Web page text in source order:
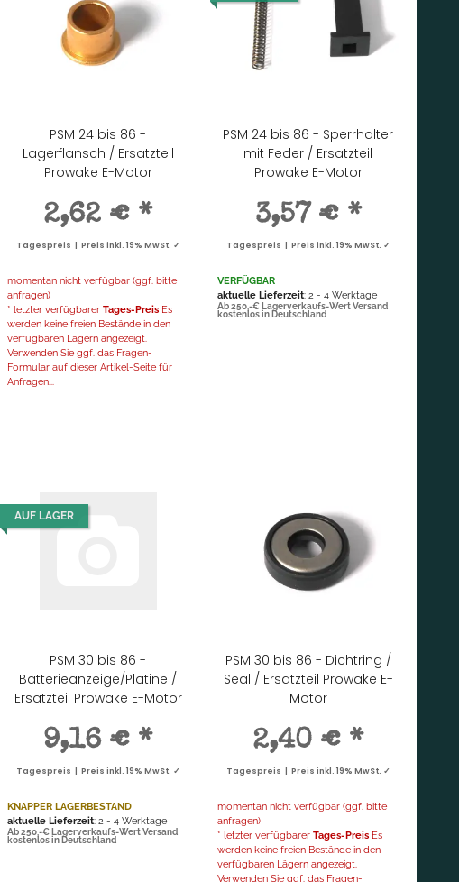
PSM 24 bis 86 -
Lagerflansch / Ersatzteil
Prowake E-Motor
2,62 € *
Tagespreis | Preis inkl. 19% MwSt. ✓
momentan nicht verfügbar (ggf. bitte
anfragen)
* letzter verfügbarerTages-Preis Es
werden keine freien Bestände in den
verfügbaren Lägern angezeigt.
Verwenden Sie ggf. das Fragen-
Formular auf dieser Artikel-Seite für
Anfragen...
PSM 24 bis 86 - Sperrhalter
mit Feder / Ersatzteil
Prowake E-Motor
3,57 € *
Tagespreis | Preis inkl. 19% MwSt. ✓
VERFÜGBAR
aktuelle Lieferzeit: 2 - 4 Werktage
Ab 250,-€ Lagerverkaufs-Wert Versand
kostenlos in Deutschland
AUF LAGER
PSM 30 bis 86 -
Batterieanzeige/Platine /
Ersatzteil Prowake E-Motor
9,16 € *
Tagespreis | Preis inkl. 19% MwSt. ✓
KNAPPER LAGERBESTAND
aktuelle Lieferzeit: 2 - 4 Werktage
Ab 250,-€ Lagerverkaufs-Wert Versand
kostenlos in Deutschland
PSM 30 bis 86 - Dichtring /
Seal / Ersatzteil Prowake E-
Motor
2,40 € *
Tagespreis | Preis inkl. 19% MwSt. ✓
momentan nicht verfügbar (ggf. bitte
anfragen)
* letzter verfügbarerTages-Preis Es
werden keine freien Bestände in den
verfügbaren Lägern angezeigt.
Verwenden Sie ggf. das Fragen-